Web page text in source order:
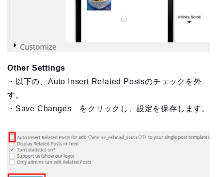
Other Settings
・以下の、Auto Insert Related Postsのチェックを外
す。
・Save Changes をクリックし、設定を保存します。